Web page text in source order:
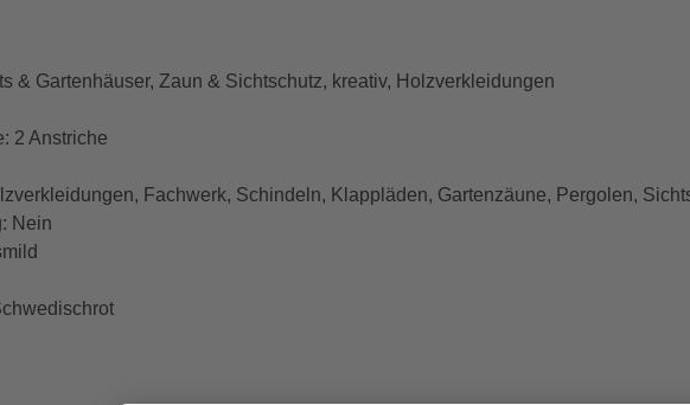
& Gartenhäuser, Zaun & Sichtschutz, kreativ, Holzverkleidungen
2 Anstriche
Fachwerk, Schindeln, Klappläden, Gartenzäune, Pergolen,
Nein